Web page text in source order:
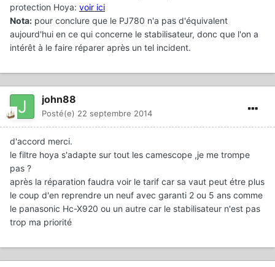
protection Hoya: voir ici
Nota: pour conclure que le PJ780 n'a pas d'équivalent
aujourd'hui en ce qui concerne le stabilisateur, donc que l'on a
intérêt à le faire réparer après un tel incident.
john88
Posté(e) 22 septembre 2014
d'accord merci.
le filtre hoya s'adapte sur tout les camescope ,je me trompe
pas ?
après la réparation faudra voir le tarif car sa vaut peut étre plus
le coup d'en reprendre un neuf avec garanti 2 ou 5 ans comme
le panasonic Hc-X920 ou un autre car le stabilisateur n'est pas
trop ma priorité